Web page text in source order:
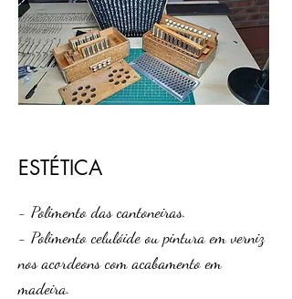
ESTÉTICA
- Polimento das cantoneiras.
- Polimento celulóide ou pintura em verniz
nos acordeons com acabamento em
madeira.